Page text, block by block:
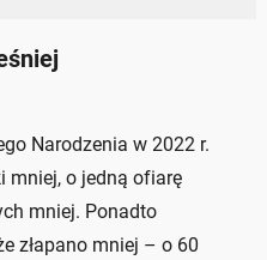
Narodzenia w 2022 r.
mniej, o jedną ofiarę
mniej. Ponadto
złapano mniej – o 60